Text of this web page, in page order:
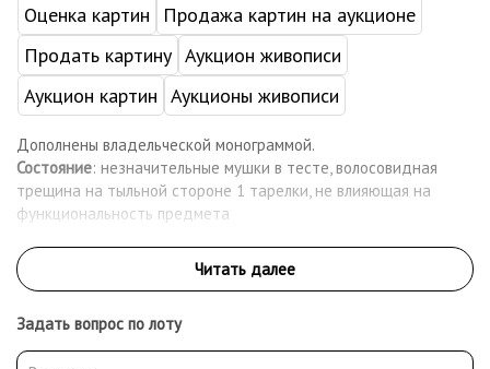
Оценка картин
Продажа картин на аукционе
Продать картину Аукцион живописи
Аукцион картин Аукционы живописи
Дополнены владельческой монограммой.
Состояние: незначительные мушки в тесте, волосовидная
трещина на тыльной стороне 1 тарелки, не влияющая на
функциональность предмета
Задать вопрос по лоту